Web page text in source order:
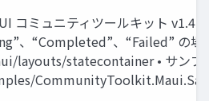
コミュニティツールキット
、“Completed”、“Failed” の
layouts/statecontainer • サン